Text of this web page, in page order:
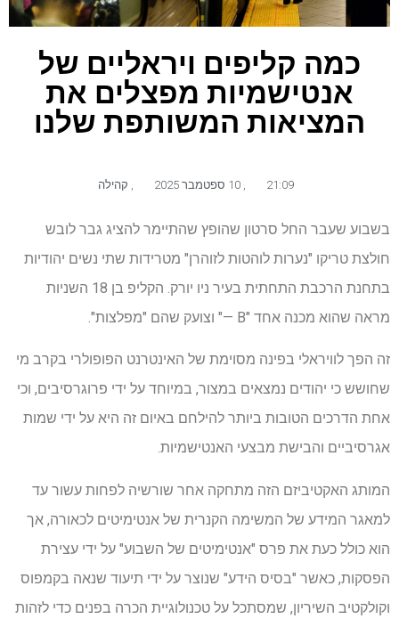
כמה קליפים ויראליים של
אנטישמיות מפצלים את
המציאות המשותפת שלנו
21:09 קהילה
בשבוע שעבר החל סרטון שהופץ שהתיימר להציג גבר לובש
חולצת טריקו "נערות לוהטות לזוהרן" מטרידות שתי נשים יהודיות
בתחנת הרכבת התחתית בעיר ניו יורק. הקליפ בן 18 השניות
מראה שהוא מכנה אחד "B —" וצועק שהם "מפלצות".
זה הפך לוויראלי בפינה מסוימת של האינטרנט הפופולרי בקרב מי
שחושש כי יהודים נמצאים במצור, במיוחד על ידי פרוגרסיבים, וכי
אחת הדרכים הטובות ביותר להילחם באיום זה היא על ידי שמות
אגרסיביים והבישת מבצעי האנטישמיות.
המותג האקטיביזם הזה מתחקה אחר שורשיה לפחות עשור עד
למאגר המידע של המשימה הקנרית של אנטימיטים לכאורה, אך
הוא כולל כעת את פרס "אנטימיטים של השבוע" על ידי עצירת
הפסקות, כאשר "בסיס הידע" שנוצר על ידי תיעוד שנאה בקמפוס
וקולקטיב השיריון, שמסתכל על טכנולוגיית הכרה בפנים כדי לזהות